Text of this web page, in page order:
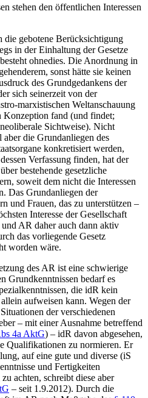
stehen den öffentlichen Interessen
die gebotene Berücksichtigung
in der Einhaltung der Gesetze
ohnedies. Die Anordnung in
sonst hätte sie keinen
des Grundgedankens der
sich seinerzeit von der
marxistischen Weltanschauung
Konzeption fand (und findet;
Sichtweise). Nicht
aber die Grundanliegen des
konkretisiert werden,
Verfassung finden, hat der
bestehende gesetzliche
soweit dem nicht die Interessen
Das Grundanliegen der
und Frauen, das zu unterstützen –
Interesse der Gesellschaft
AR daher auch dann aktiv
das vorliegende Gesetz
worden wäre.
des AR ist eine schwierige
Grundkenntnissen bedarf es
die idR kein
aufweisen kann. Wegen der
der verschiedenen
– mit einer Ausnahme betreffend
4a AktG) – idR davon abgesehen,
Qualifikationen zu normieren. Er
auf eine gute und diverse (iS
und Fertigkeiten
achten, schreibt diese aber
– seit 1.9.2012). Durch die